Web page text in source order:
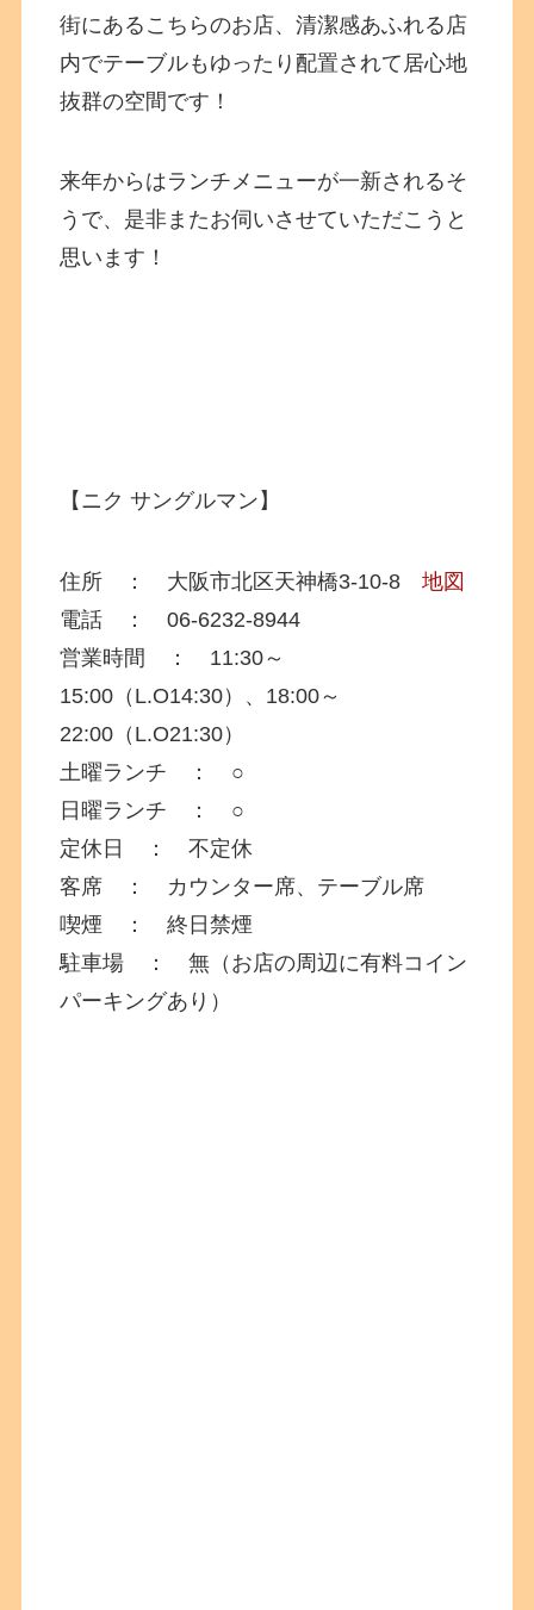
街にあるこちらのお店、清潔感あふれる店
内でテーブルもゆったり配置されて居心地
抜群の空間です！
来年からはランチメニューが一新されるそ
うで、是非またお伺いさせていただこうと
思います！
【ニク サングルマン】
住所 ： 大阪市北区天神橋3-10-8地図
電話 ：06-6232-8944
営業時間 ： 11:30～
15:00（L.O14:30）、18:00～
22:00（L.O21:30）
土曜ランチ ： ○
日曜ランチ ： ○
定休日 ： 不定休
客席 ： カウンター席、テーブル席
喫煙 ： 終日禁煙
駐車場 ： 無（お店の周辺に有料コイン
パーキングあり）